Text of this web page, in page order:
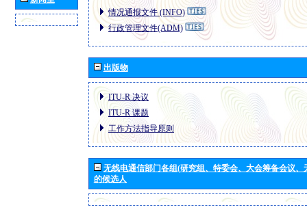
情况通报文件 (INFO)
行政管理文件(ADM)
出版物
ITU-R 决议
ITU-R 课题
工作方法指导原则
无线电通信部门各组(研究组、特委会、大会筹备会议
的候选人